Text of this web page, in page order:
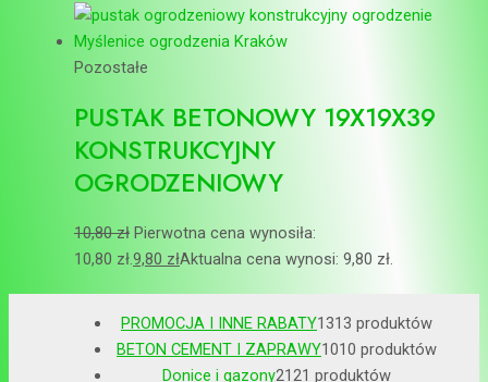
Pozostałe
PUSTAK BETONOWY 19X19X39
KONSTRUKCYJNY
OGRODZENIOWY
10,80zł Pierwotna cena wynosiła:
10,80 zł.9,80 złAktualna cena wynosi: 9,80 zł.
PROMOCJA I INNE RABATY1313 produktów
BETON CEMENT I ZAPRAWY1010 produktów
Donice i gazony2121 produktów